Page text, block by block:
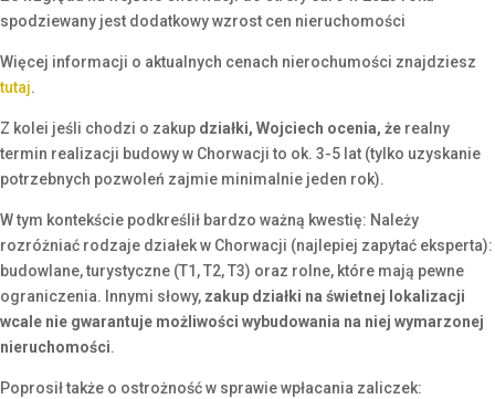
spodziewany jest dodatkowy wzrost cen nieruchomości
Więcej informacji o aktualnych cenach nierochumości znajdziesz
tutaj.
Z kolei jeśli chodzi o zakup działki, Wojciech ocenia, że realny
termin realizacji budowy w Chorwacji to ok. 3-5 lat (tylko uzyskanie
potrzebnych pozwoleń zajmie minimalnie jeden rok).
W tym kontekście podkreślił bardzo ważną kwestię: Należy
rozróżniać rodzaje działek w Chorwacji (najlepiej zapytać eksperta):
budowlane, turystyczne (T1, T2, T3) oraz rolne, które mają pewne
ograniczenia. Innymi słowy, zakup działki na świetnej lokalizacji
wcale nie gwarantuje możliwości wybudowania na niej wymarzonej
nieruchomości.
Poprosił także o ostrożność w sprawie wpłacania zaliczek: